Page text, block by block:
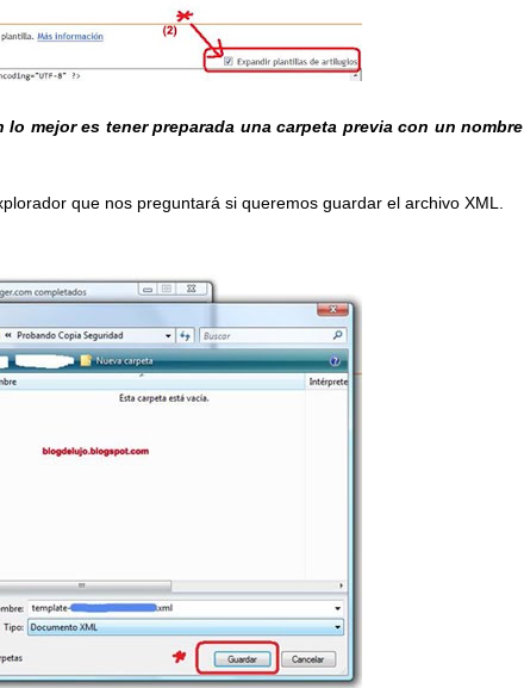
mejor es tener preparada una carpeta previa con un nombre
que nos preguntará si queremos guardar el archivo XML.